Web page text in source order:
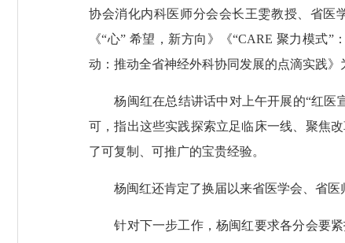
协会消化内科医师分会会长王雯教授、省医
《“心” 希望，新方向》《“CARE 聚力模
动：推动全省神经外科协同发展的点滴实践
杨闽红在总结讲话中对上午开展的“红医宣
可，指出这些实践探索立足临床一线、聚焦
了可复制、可推广的宝贵经验。
杨闽红还肯定了换届以来省医学会、省医
针对下一步工作，杨闽红要求各分会要紧